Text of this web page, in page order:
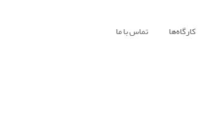
کارگاه‌ها تماس با ما